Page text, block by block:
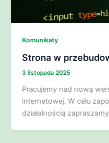
Komunikaty
Strona w
3 listopada 2025
Pracujemy nad nową
internetowej. W celu
działalnością